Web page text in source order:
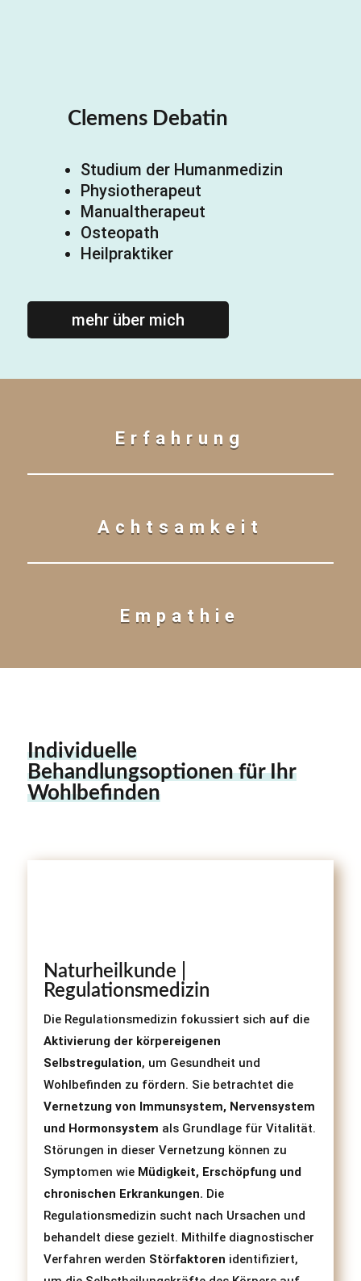
Clemens Debatin
Studium der Humanmedizin
Physiotherapeut
Manualtherapeut
Osteopath
Heilpraktiker
mehr über mich
Erfahrung
Achtsamkeit
Empathie
Individuelle
Behandlungsoptionen für Ihr
Wohlbefinden
Naturheilkunde |
Regulationsmedizin
Die Regulationsmedizin fokussiert sich auf die
Aktivierung der körpereigenen
Selbstregulation, um Gesundheit und
Wohlbefinden zu fördern. Sie betrachtet die
Vernetzung von Immunsystem, Nervensystem
und Hormonsystem als Grundlage für Vitalität.
Störungen in dieser Vernetzung können zu
Symptomen wie Müdigkeit, Erschöpfung und
chronischen Erkrankungen. Die
Regulationsmedizin sucht nach Ursachen und
behandelt diese gezielt. Mithilfe diagnostischer
Verfahren werden Störfaktoren identifiziert,